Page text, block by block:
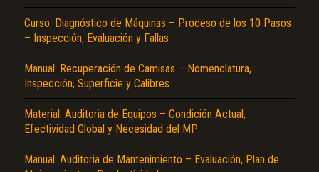
Curso: Diagnóstico de Máquinas – Proceso de los 10 Pasos
– Inspección, Evaluación y Fallas
Manual: Recuperación de Camisas – Nomenclatura,
Inspección, Superficie y Calibres
Material: Auditoria de Equipos – Condición Actual,
Efectividad Global y Necesidad del MP
Manual: Auditoria de Mantenimiento – Evaluación, Plan de